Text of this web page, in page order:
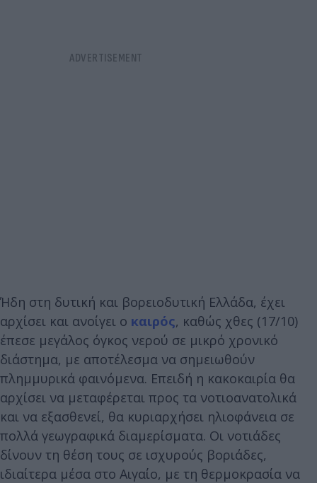
Ήδη στη δυτική και βορειοδυτική Ελλάδα, έχει
αρχίσει και ανοίγει ο καιρός, καθώς χθες (17/10)
έπεσε μεγάλος όγκος νερού σε μικρό χρονικό
διάστημα, με αποτέλεσμα να σημειωθούν
πλημμυρικά φαινόμενα. Επειδή η κακοκαιρία θα
αρχίσει να μεταφέρεται προς τα νοτιοανατολικά
και να εξασθενεί, θα κυριαρχήσει ηλιοφάνεια σε
πολλά γεωγραφικά διαμερίσματα. Οι νοτιάδες
δίνουν τη θέση τους σε ισχυρούς βοριάδες,
ιδιαίτερα μέσα στο Αιγαίο, με τη θερμοκρασία να